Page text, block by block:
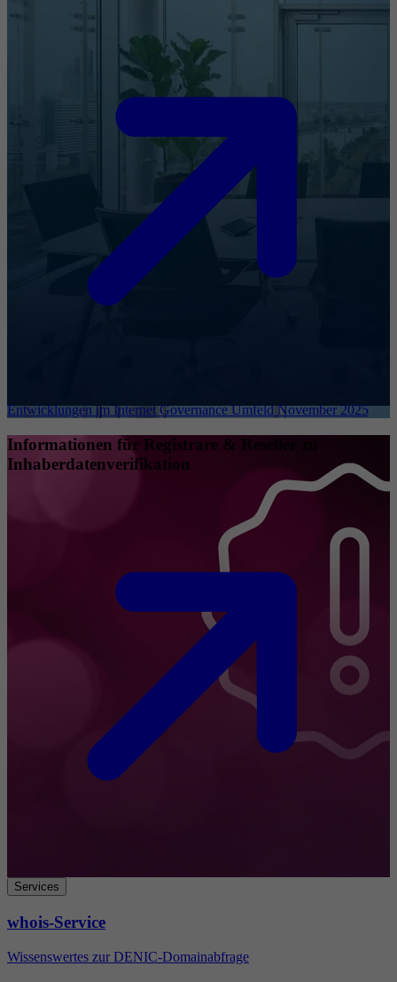
Entwicklungen im Internet Governance Umfeld November 2025
Informationen für Registrare & Reseller zu
Inhaberdatenverifikation
Services
whois-Service
Wissenswertes zur DENIC-Domainabfrage